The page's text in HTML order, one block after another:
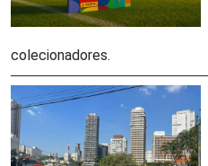
colecionadores.